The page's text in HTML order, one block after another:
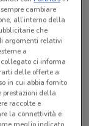
pubblicato
più tardi.
cambiare
all’interno della
che
argomenti relativi
a
collegato ci informa
delle offerte a
in cui abbia fornito
della
raccolte e
la connettività e